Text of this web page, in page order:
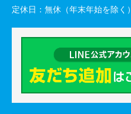
定休日： 無休（年末年始を除く）